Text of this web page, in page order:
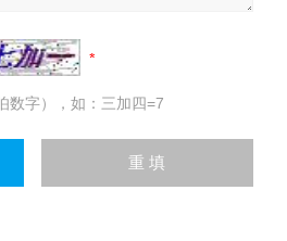
数字），如：三加四=7